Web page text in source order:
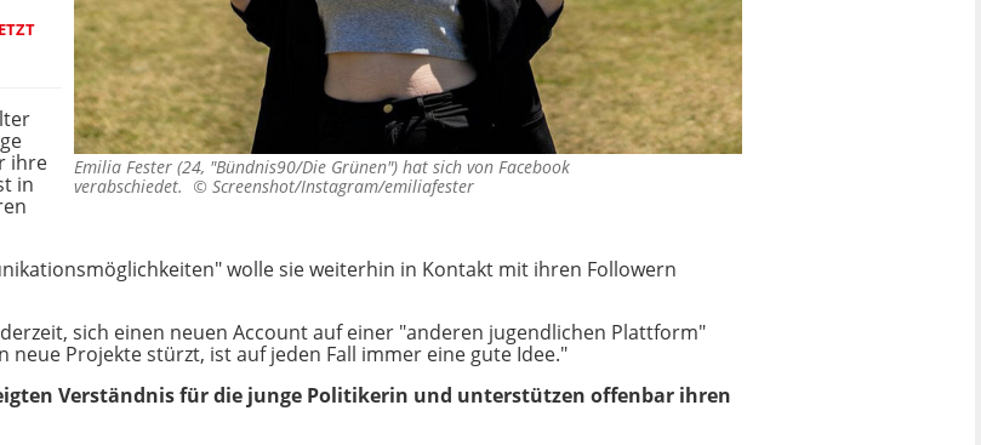
Emilia Fester (24, "Bündnis90/Die Grünen") hat sich von Facebook
verabschiedet. © Screenshot/Instagram/emiliafester
ihre
in
wolle sie weiterhin in Kontakt mit ihren Followern
sich einen neuen Account auf einer "anderen jugendlichen Plattform"
neue Projekte stürzt, ist auf jeden Fall immer eine gute Idee."
Verständnis für die junge Politikerin und unterstützen offenbar ihren